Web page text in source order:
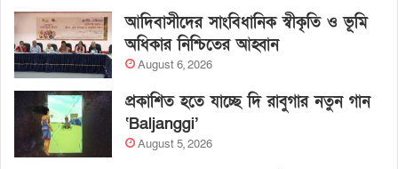
আদিবাসীদের সাংবিধানিক স্বীকৃতি ও ভূমি
অধিকার নিশ্চিতের আহ্বান
August 6, 2026
প্রকাশিত হতে যাচ্ছে দি রাবুগার নতুন গান
‘Baljanggi’
August 5, 2026